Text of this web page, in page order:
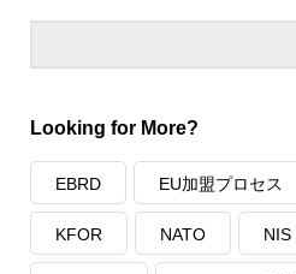
Looking for More?
EBRD EU加盟プロセス
KFOR NATO NIS